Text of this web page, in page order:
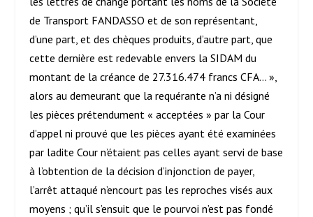
de Transport FANDASSO et de son représentant,
d’une part, et des chèques produits, d’autre part, que
cette dernière est redevable envers la SIDAM du
montant de la créance de 27.316.474 francs CFA… »,
alors au demeurant que la requérante n’a ni désigné
les pièces prétendument « acceptées » par la Cour
d’appel ni prouvé que les pièces ayant été examinées
par ladite Cour n’étaient pas celles ayant servi de base
à l’obtention de la décision d’injonction de payer,
l’arrêt attaqué n’encourt pas les reproches visés aux
moyens ; qu’il s’ensuit que le pourvoi n’est pas fondé